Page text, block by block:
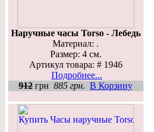
Наручные часы Torso - Лебедь
Материал: .
Размер: 4 см.
Артикул товара: # 1946
Подробнее...
912 грн 885 грн. В Корзину